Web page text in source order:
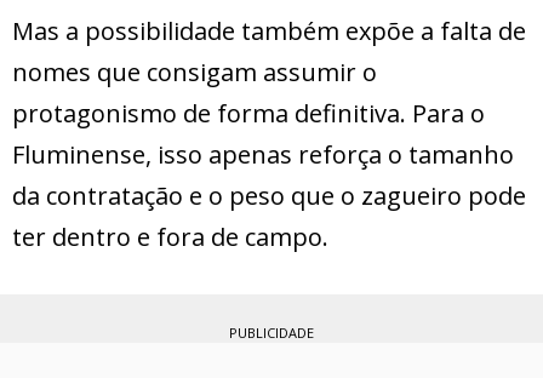
Mas a possibilidade também expõe a falta de
nomes que consigam assumir o
protagonismo de forma definitiva. Para o
Fluminense, isso apenas reforça o tamanho
da contratação e o peso que o zagueiro pode
ter dentro e fora de campo.
PUBLICIDADE